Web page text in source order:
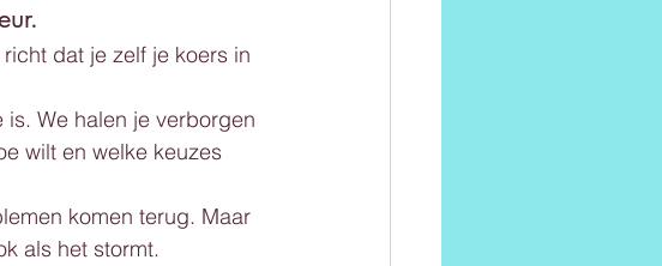
dat je zelf je koers in
We halen je verborgen
wilt en welke keuzes
komen terug. Maar
als het stormt.